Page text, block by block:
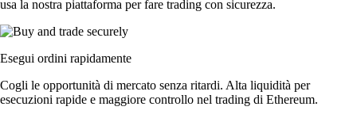
usa la nostra piattaforma per fare trading con sicurezza.
Esegui ordini rapidamente
Cogli le opportunità di mercato senza ritardi. Alta liquidità per
esecuzioni rapide e maggiore controllo nel trading di Ethereum.